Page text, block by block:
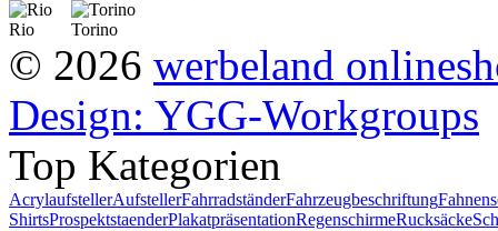
Rio Torino
© 2026 werbeland
Design: YGG-Workgroups
Top Kategorien
AcrylaufstellerAufstellerFahrradständerFahrzeugbeschriftung
ShirtsProspektstaenderPlakatpräsentationRegenschirmeRucksäcke